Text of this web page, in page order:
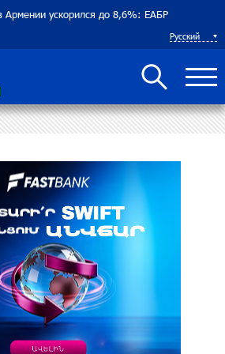
Армении ускорился до 8,6%: ЕАБР
Русский